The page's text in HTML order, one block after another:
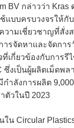
BV กล่าวว่า
แบบครบวงจรให้กั
วามเชี่ยวชาญที่สั่ง
รจัดหาและจัดการ
เกี่ยวข้องกับการรี
ซึ่งเป็นผู้ผลิตเม็ดพล
กำลังการผลิต
ตัวในปี 2023
น Circular